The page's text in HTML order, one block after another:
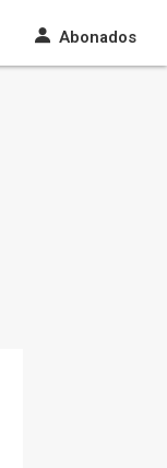
Abonados